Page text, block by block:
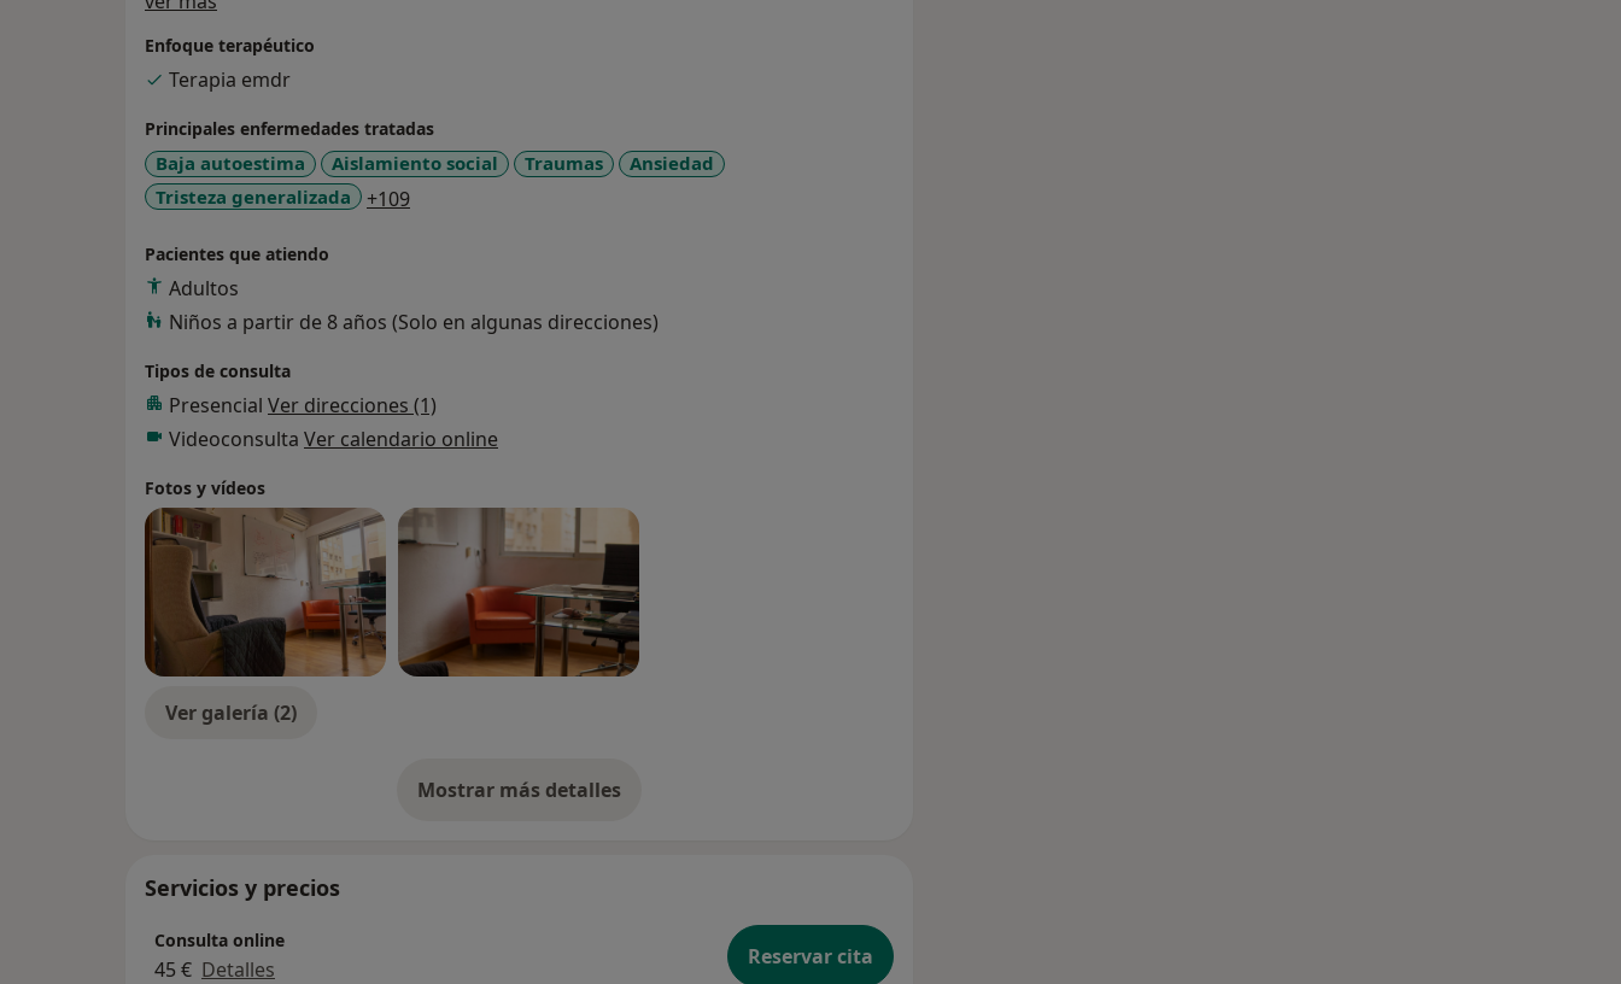
Enfoque terapéutico
Terapia emdr
Principales enfermedades tratadas
Baja autoestima Aislamiento social Traumas
Ansiedad
Tristeza generalizada
+109a11y_sr_more_diseases
Pacientes que atiendo
Adultos
Niños a partir de 8 años (Solo en algunas direcciones)
Tipos de consulta
Presencial Ver direcciones (1)
Videoconsulta Ver calendario online
Fotos y vídeos
Ver galería (2)
Mostrar más detalles
sobre la experiencia
Servicios y precios
Consulta online
45 € Detalles Reservar cita